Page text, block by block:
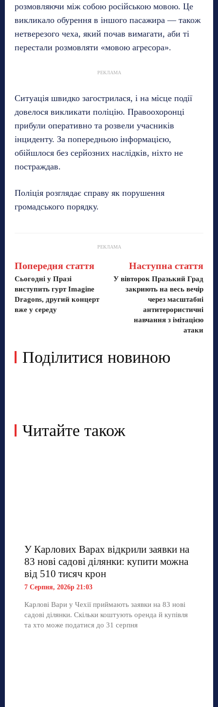
розмовляючи між собою російською мовою. Це
викликало обурення в іншого пасажира — також
нетверезого чеха, який почав вимагати, аби ті
перестали розмовляти «мовою агресора».
РЕКЛАМА
Ситуація швидко загострилася, і на місце події
довелося викликати поліцію. Правоохоронці
прибули оперативно та розвели учасників
інциденту. За попередньою інформацією,
обійшлося без серйозних наслідків, ніхто не
постраждав.
Поліція розглядає справу як порушення
громадського порядку.
РЕКЛАМА
Попередня стаття
Сьогодні у Празі
виступить гурт Imagine
Dragons, другий концерт
вже у середу
Наступна стаття
У вівторок Празький Град
закриють на весь вечір
через масштабні
антитерористичні
навчання з імітацією
атаки
Поділитися новиною
Читайте також
У Карлових Варах відкрили заявки на
83 нові садові ділянки: купити можна
від 510 тисяч крон
7 Серпня, 2026р 21:03
Карлові Вари у Чехії приймають заявки на 83 нові
садові ділянки. Скільки коштують оренда й купівля
та хто може податися до 31 серпня